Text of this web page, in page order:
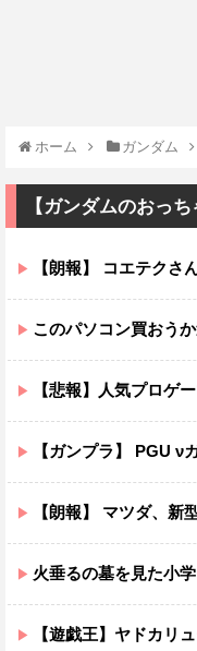
ホーム ガンダム
【ガンダムのおっ
【朗報】 コエテクさん、AIラ
このパソコン買おうか
【悲報】人気プロゲーマーと結婚した
【ガンプラ】 PGU νガンダ
【朗報】 マツダ、新
火垂るの墓を見た小
【遊戯王】ヤドカリ